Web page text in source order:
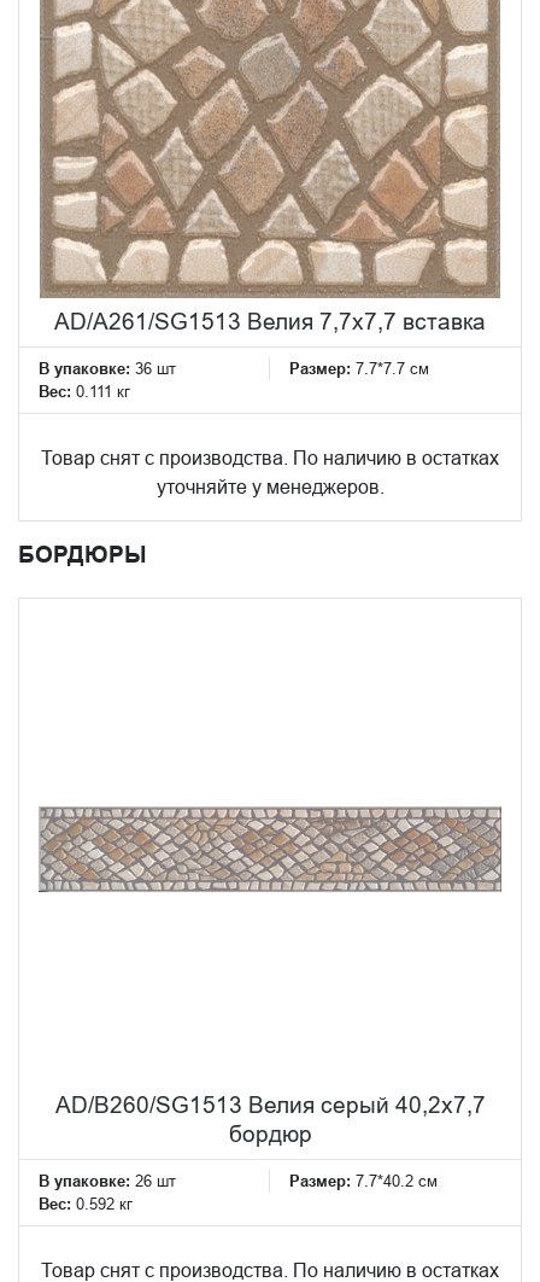
AD/A261/SG1513 Велия 7,7x7,7 вставка
В упаковке: 36 шт Размер: 7.7*7.7 см
Вес: 0.111 кг
Товар снят с производства. По наличию в остатках
уточняйте у менеджеров.
БОРДЮРЫ
AD/B260/SG1513 Велия серый 40,2x7,7
бордюр
В упаковке: 26 шт Размер: 7.7*40.2 см
Вес: 0.592 кг
Товар снят с производства. По наличию в остатках